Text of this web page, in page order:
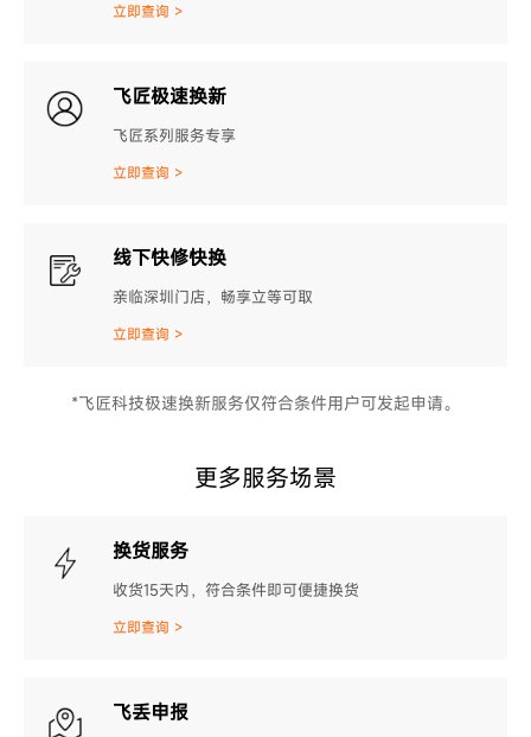
立即查询 >
飞匠极速换新
飞匠系列服务专享
立即查询 >
线下快修快换
亲临深圳门店，畅享立等可取
立即查询 >
*飞匠科技极速换新服务仅符合条件用户可发起申请。
更多服务场景
换货服务
收货15天内，符合条件即可便捷换货
立即查询 >
飞丢申报